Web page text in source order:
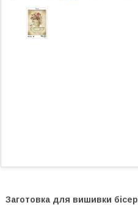
Заготовка для вишивки